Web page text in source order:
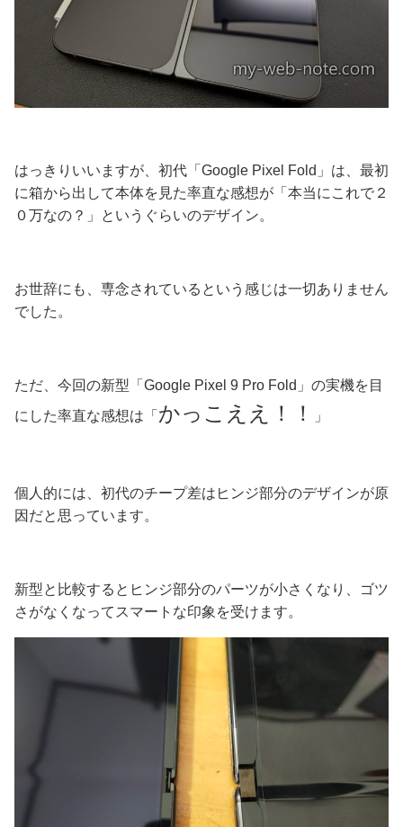
はっきりいいますが、初代「Google Pixel Fold」は、最初
に箱から出して本体を見た率直な感想が「本当にこれで２
０万なの？」というぐらいのデザイン。
お世辞にも、専念されているという感じは一切ありません
でした。
ただ、 今回の新型「Google Pixel 9 Pro Fold」の実機を目
にした率直な感想は「 かっこええ！！ 」
個人的には、初代のチープ差はヒンジ部分のデザインが原
因だと思っています。
新型と比較するとヒンジ部分のパーツが小さくなり、ゴツ
さがなくなってスマートな印象を受けます。